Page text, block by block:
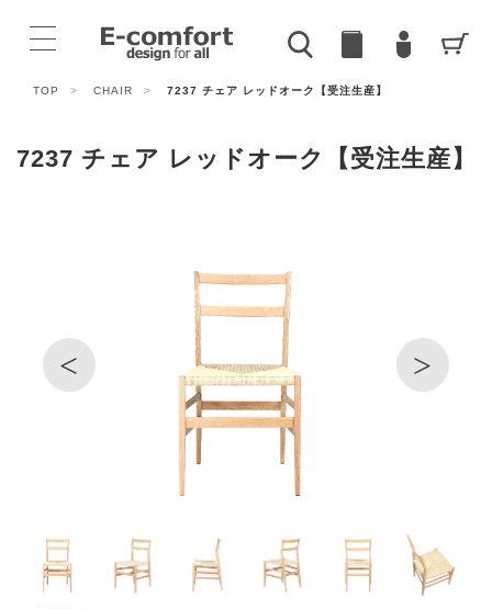
TOP > CHAIR > 7237 チェア レッドオーク【受注生産】
7237 チェア レッドオーク【受注生産】
< >